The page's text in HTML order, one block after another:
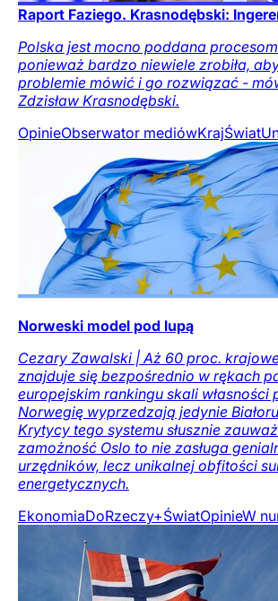
Raport Faziego. Krasnodębski:
Polska jest mocno poddana
ponieważ bardzo niewiele zrobiła,
problemie mówić i go rozwiązać -
Zdzisław Krasnodębski.
OpinieObserwator mediówKrajŚwiat
Norweski model pod lupą
Cezary Zawalski | Aż 60 proc.
znajduje się bezpośrednio w rękach
europejskim rankingu skali własności
Norwegię wyprzedzają jedynie
Krytycy tego systemu słusznie
zamożność Oslo to nie zasługa
urzędników, lecz unikalnej obfitości
energetycznych.
EkonomiaDoRzeczy+ŚwiatOpinieW